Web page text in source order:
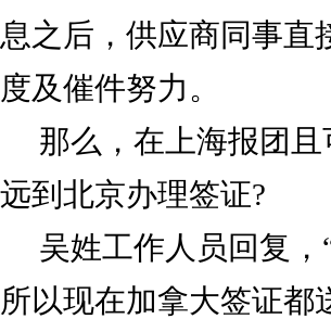
息之后，供应商同事直
度及催件努力。
那么，在上海报团
远到北京办理签证?
吴姓工作人员回复
所以现在加拿大签证都